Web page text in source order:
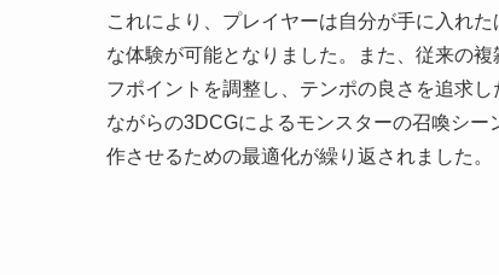
これにより、プレイヤーは自分が手に入れ
な体験が可能となりました。また、従来の
フポイントを調整し、テンポの良さを追求
ながらの3DCGによるモンスターの召喚シ
作させるための最適化が繰り返されました。